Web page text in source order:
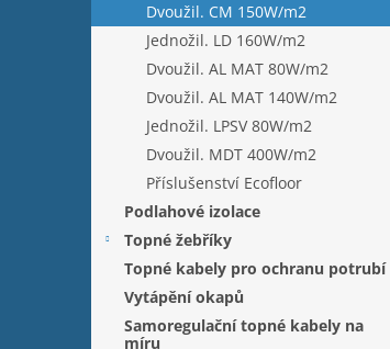
Dvoužil. CM 150W/m2
Jednožil. LD 160W/m2
Dvoužil. AL MAT 80W/m2
Dvoužil. AL MAT 140W/m2
Jednožil. LPSV 80W/m2
Dvoužil. MDT 400W/m2
Příslušenství Ecofloor
Podlahové izolace
Topné žebříky
Topné kabely pro ochranu potrubí
Vytápění okapů
Samoregulační topné kabely na
míru